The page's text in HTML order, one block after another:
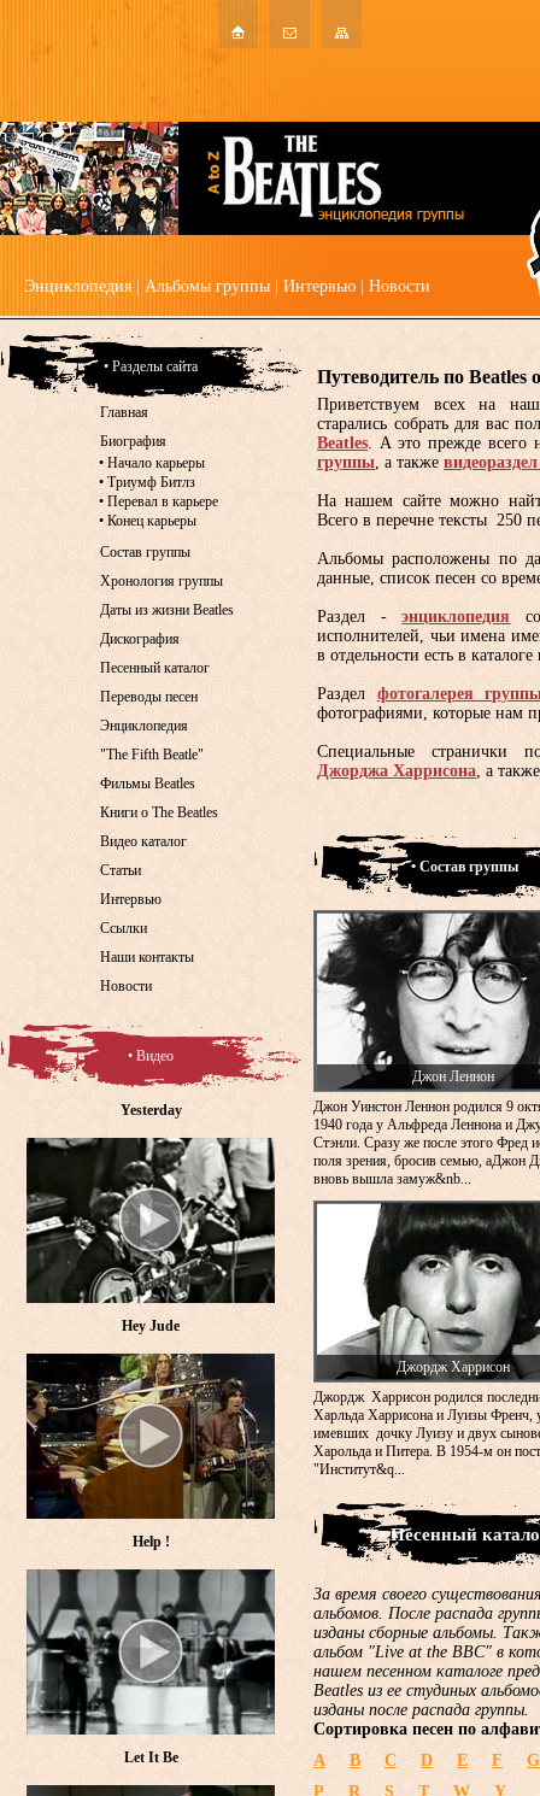
Энциклопедия Альбомы группы Интервью Новости
Путеводитель по Beatles
Приветствуем всех на
старались собрать для вас
Beatles. А это прежде
группы, а также
На нашем сайте можно
Всего в перечне тексты 250
Альбомы расположены по
данные, список песен со
Раздел -энциклопедия
исполнителей, чьи имена
в отдельности есть в
Раздел фотогалерея
фотографиями, которые нам
Специальные странички
Джорджа Харрисона, а
• Состав группы
Джон Леннон
Джон Уинстон Леннон родился 9
1940 года у Альфреда Леннона и
Стэнли. Сразу же после этого Фред
поля зрения, бросив семью, аДжон
вновь вышла замуж&nb...
Джордж Харрисон
Джордж Харрисон родился
Харльда Харрисона и Луизы Френч,
имевших дочку Луизу и двух
Харольда и Питера. В 1954-м он
"Институт&q...
• Песенный
За время своего
альбомов. После распада
изданы сборные альбомы.
альбом "Live at the BBC" в
нашем песенном каталоге
Beatles из ее студиных
изданы после распада группы.
Сортировка песен по
A
B C D E F
G
P
R S T W Y
• Разделы сайта
Главная
Биография
• Начало карьеры
• Триумф Битлз
• Перевал в карьере
• Конец карьеры
Состав группы
Хронология группы
Даты из жизни Beatles
Дискография
Песенный каталог
Переводы песен
Энциклопедия
"The Fifth Beatle"
Фильмы Beatles
Книги о The Beatles
Видео каталог
Статьи
Интервью
Ссылки
Наши контакты
Новости
• Видео
Yesterday
Hey Jude
Help !
Let It Be